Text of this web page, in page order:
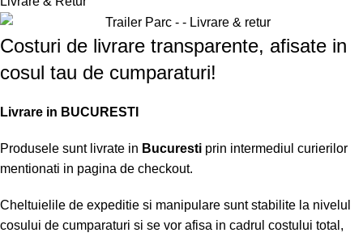
Costuri de livrare transparente, afisate in
cosul tau de cumparaturi!
Livrare in BUCURESTI
Produsele sunt livrate in Bucuresti prin intermediul curierilor
mentionati in pagina de checkout.
Cheltuielile de expeditie si manipulare sunt stabilite la nivelul
cosului de cumparaturi si se vor afisa in cadrul costului total,